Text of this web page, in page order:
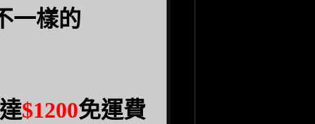
一樣的
$1200免運費